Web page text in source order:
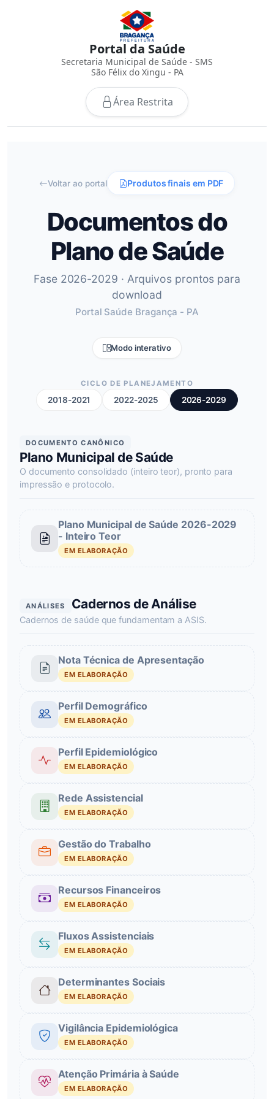
Portal da Saúde
Secretaria Municipal de Saúde - SMS
São Félix do Xingu - PA
Área Restrita
Voltar ao portal Produtos finais em PDF
Documentos do
Plano de Saúde
Fase 2026-2029 · Arquivos prontos para
download
Portal Saúde Bragança - PA
Modo interativo
CICLO DE PLANEJAMENTO
2018-2021 2022-2025 2026-2029
DOCUMENTO CANÔNICO
Plano Municipal de Saúde
O documento consolidado (inteiro teor), pronto para
impressão e protocolo.
Plano Municipal de Saúde 2026-2029
- Inteiro Teor
EM ELABORAÇÃO
ANÁLISES Cadernos de Análise
Cadernos de saúde que fundamentam a ASIS.
Nota Técnica de Apresentação
EM ELABORAÇÃO
Perfil Demográfico
EM ELABORAÇÃO
Perfil Epidemiológico
EM ELABORAÇÃO
Rede Assistencial
EM ELABORAÇÃO
Gestão do Trabalho
EM ELABORAÇÃO
Recursos Financeiros
EM ELABORAÇÃO
Fluxos Assistenciais
EM ELABORAÇÃO
Determinantes Sociais
EM ELABORAÇÃO
Vigilância Epidemiológica
EM ELABORAÇÃO
Atenção Primária à Saúde
EM ELABORAÇÃO